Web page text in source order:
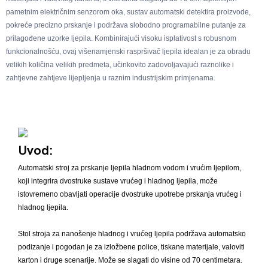
pametnim električnim senzorom oka, sustav automatski detektira proizvode,
pokreće precizno prskanje i podržava slobodno programabilne putanje za
prilagođene uzorke ljepila. Kombinirajući visoku isplativost s robusnom
funkcionalnošću, ovaj višenamjenski raspršivač ljepila idealan je za obradu
velikih količina velikih predmeta, učinkovito zadovoljavajući raznolike i
zahtjevne zahtjeve lijepljenja u raznim industrijskim primjenama.
Uvod:
Automatski stroj za prskanje ljepila hladnom vodom i vrućim ljepilom,
koji integrira dvostruke sustave vrućeg i hladnog ljepila, može
istovremeno obavljati operacije dvostruke upotrebe prskanja vrućeg i
hladnog ljepila.
Stol stroja za nanošenje hladnog i vrućeg ljepila podržava automatsko
podizanje i pogodan je za izložbene police, tiskane materijale, valoviti
karton i druge scenarije. Može se slagati do visine od 70 centimetara.